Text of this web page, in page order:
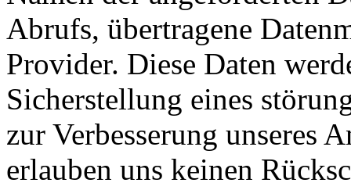
Abrufs, übertragene
Provider. Diese Daten
Sicherstellung eines
zur Verbesserung unseres
erlauben uns keinen